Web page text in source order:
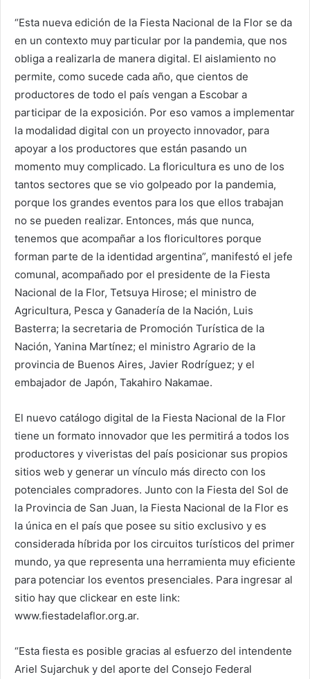
“Esta nueva edición de la Fiesta Nacional de la Flor se da
en un contexto muy particular por la pandemia, que nos
obliga a realizarla de manera digital. El aislamiento no
permite, como sucede cada año, que cientos de
productores de todo el país vengan a Escobar a
participar de la exposición. Por eso vamos a implementar
la modalidad digital con un proyecto innovador, para
apoyar a los productores que están pasando un
momento muy complicado. La floricultura es uno de los
tantos sectores que se vio golpeado por la pandemia,
porque los grandes eventos para los que ellos trabajan
no se pueden realizar. Entonces, más que nunca,
tenemos que acompañar a los floricultores porque
forman parte de la identidad argentina”, manifestó el jefe
comunal, acompañado por el presidente de la Fiesta
Nacional de la Flor, Tetsuya Hirose; el ministro de
Agricultura, Pesca y Ganadería de la Nación, Luis
Basterra; la secretaria de Promoción Turística de la
Nación, Yanina Martínez; el ministro Agrario de la
provincia de Buenos Aires, Javier Rodríguez; y el
embajador de Japón, Takahiro Nakamae.
El nuevo catálogo digital de la Fiesta Nacional de la Flor
tiene un formato innovador que les permitirá a todos los
productores y viveristas del país posicionar sus propios
sitios web y generar un vínculo más directo con los
potenciales compradores. Junto con la Fiesta del Sol de
la Provincia de San Juan, la Fiesta Nacional de la Flor es
la única en el país que posee su sitio exclusivo y es
considerada híbrida por los circuitos turísticos del primer
mundo, ya que representa una herramienta muy eficiente
para potenciar los eventos presenciales. Para ingresar al
sitio hay que clickear en este link:
www.fiestadelaflor.org.ar.
“Esta fiesta es posible gracias al esfuerzo del intendente
Ariel Sujarchuk y del aporte del Consejo Federal